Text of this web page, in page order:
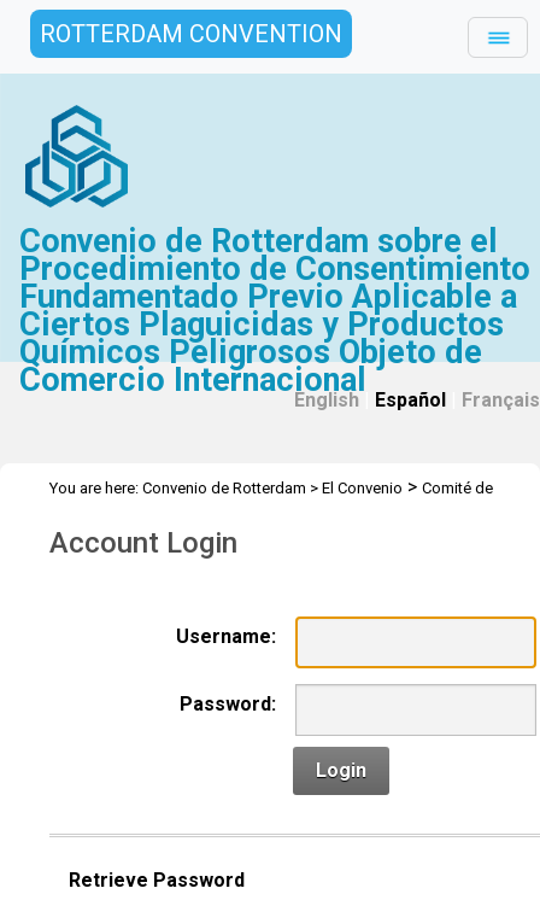
ROTTERDAM CONVENTION
Convenio de Rotterdam sobre el
Procedimiento de Consentimiento
Fundamentado Previo Aplicable a
Ciertos Plaguicidas y Productos
Químicos Peligrosos Objeto de
Comercio Internacional
English Español Français
You are here: Convenio de Rotterdam > El Convenio > Comité de
Documentos de reunión
Account Login
Username:
Password:
Login
Retrieve Password